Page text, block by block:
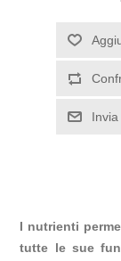
I nutrienti
tutte le sue